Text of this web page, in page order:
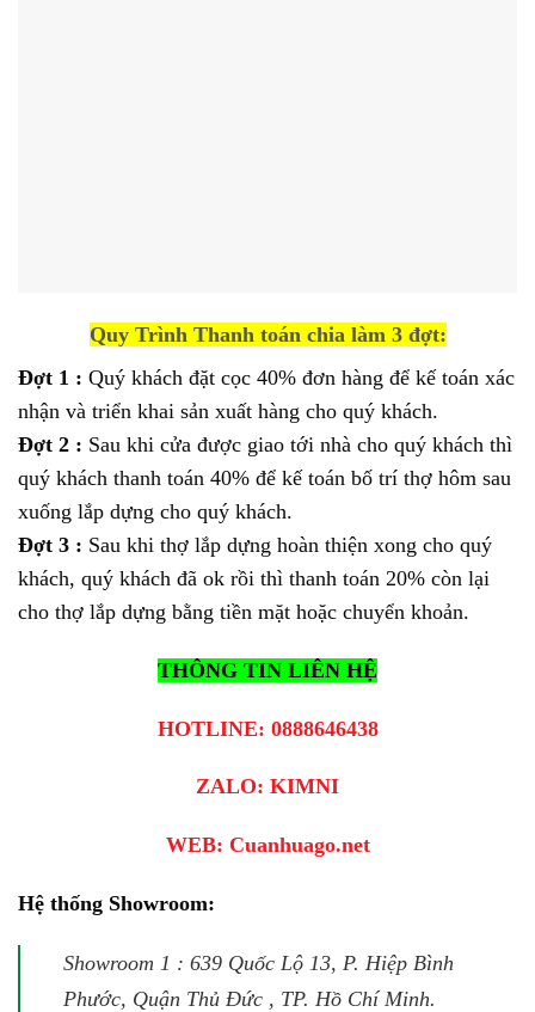
Quy Trình Thanh toán chia làm 3 đợt:
Đợt 1 : Quý khách đặt cọc 40% đơn hàng để kế toán xác
nhận và triển khai sản xuất hàng cho quý khách.
Đợt 2 : Sau khi cửa được giao tới nhà cho quý khách thì
quý khách thanh toán 40% để kế toán bố trí thợ hôm sau
xuống lắp dựng cho quý khách.
Đợt 3 : Sau khi thợ lắp dựng hoàn thiện xong cho quý
khách, quý khách đã ok rồi thì thanh toán 20% còn lại
cho thợ lắp dựng bằng tiền mặt hoặc chuyển khoản.
THÔNG TIN LIÊN HỆ
HOTLINE: 0888646438
ZALO: KIMNI
WEB: Cuanhuago.net
Hệ thống Showroom:
Showroom 1 : 639 Quốc Lộ 13, P. Hiệp Bình
Phước, Quận Thủ Đức , TP. Hồ Chí Minh.